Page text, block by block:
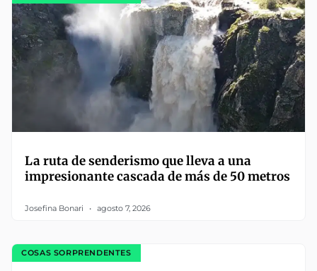
La ruta de senderismo que lleva a una
impresionante cascada de más de 50 metros
Josefina Bonari agosto 7, 2026
COSAS SORPRENDENTES